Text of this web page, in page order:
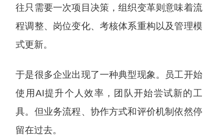
往只需要一次项目决策，组织变革则意味着流
程调整、岗位变化、考核体系重构以及管理模
式更新。
于是很多企业出现了一种典型现象。员工开始
使用AI提升个人效率，团队开始尝试新的工
具。但业务流程、协作方式和评价机制依然停
留在过去。